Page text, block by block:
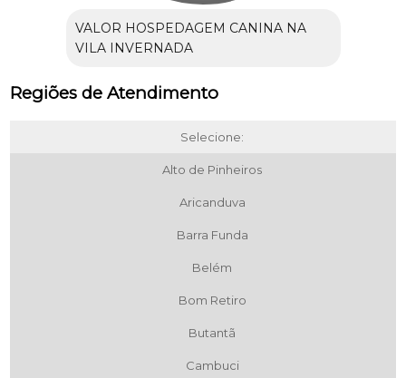
VALOR HOSPEDAGEM CANINA NA
VILA INVERNADA
Regiões de Atendimento
Selecione:
Alto de Pinheiros
Aricanduva
Barra Funda
Belém
Bom Retiro
Butantã
Cambuci